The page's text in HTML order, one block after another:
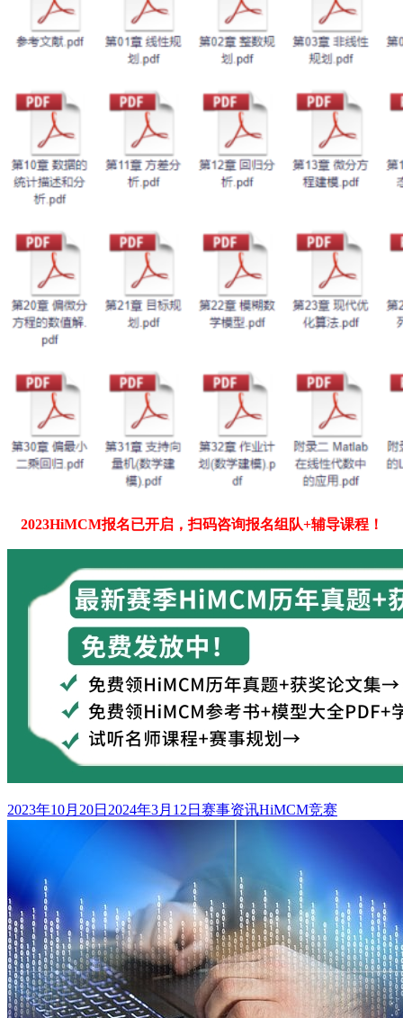
2023HiMCM报名已开启，扫码咨询报名组队+辅导课程！
发
2023年10月20日 2024年3月12日 分
赛事资讯标
HiMCM竞赛